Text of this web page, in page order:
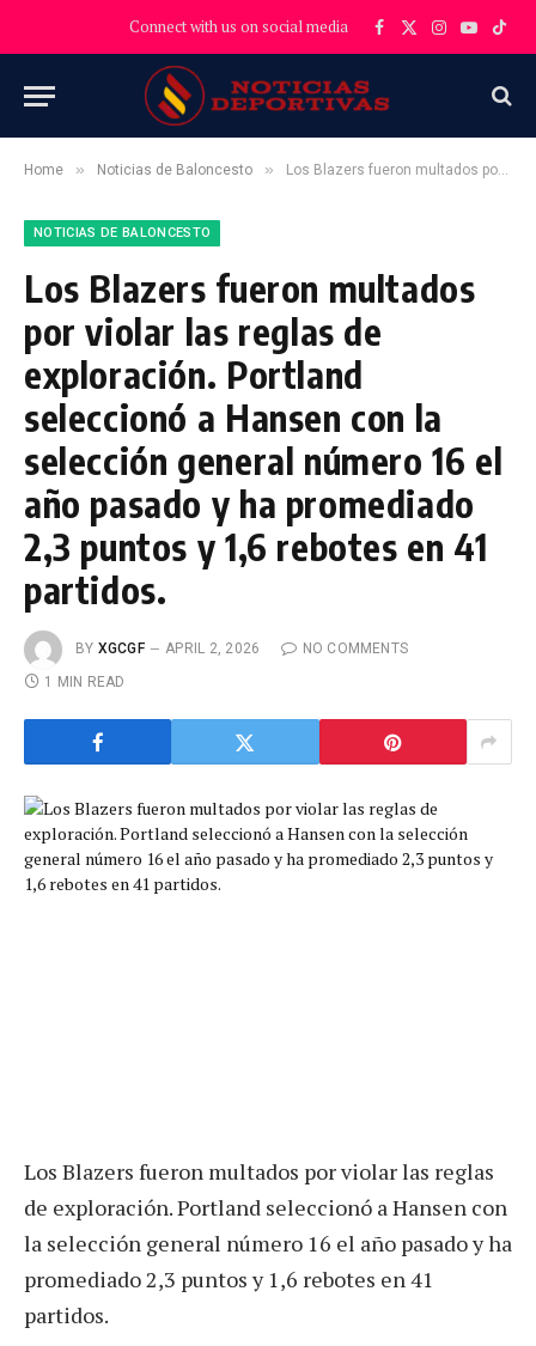
Connect with us on social media Facebook
X
Instagram
YouTube
Home » Noticias de Baloncesto » Los Blazers fueron multados por violar las reglas de exploración. Portland seleccionó a Hansen con la selección general número 16 el año pasado y ha promediado 2,3 puntos y 1,6 rebotes en 41 partidos.
NOTICIAS DE BALONCESTO
Los Blazers fueron multados
por violar las reglas de
exploración. Portland
seleccionó a Hansen con la
selección general número 16 el
año pasado y ha promediado
2,3 puntos y 1,6 rebotes en 41
partidos.
BY XGCGF APRIL 2, 2026
NO COMMENTS
1 MIN READ
Los Blazers fueron multados por violar las reglas
de exploración. Portland seleccionó a Hansen con
la selección general número 16 el año pasado y ha
promediado 2,3 puntos y 1,6 rebotes en 41
partidos.